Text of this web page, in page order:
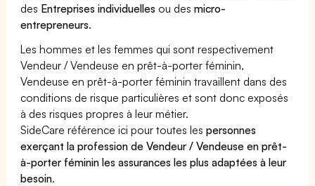
des Entreprises individuelles ou desmicro-
entrepreneurs.
Les hommes et les femmes qui sont respectivement
Vendeur / Vendeuse en prêt-à-porter féminin,
Vendeuse en prêt-à-porter féminin travaillent dans des
conditions de risque particulières et sont donc exposés
à des risques propres à leur métier.
SideCare référence ici pour toutes lespersonnes
exerçant la profession de Vendeur / Vendeuse en prêt-
à-porter féminin les assurances les plus adaptées à leur
besoin.